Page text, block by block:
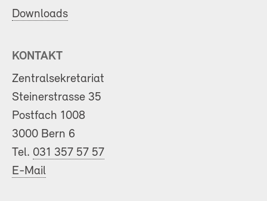
Downloads
KONTAKT
Zentralsekretariat
Steinerstrasse 35
Postfach 1008
3000 Bern 6
Tel. 031 357 57 57
E-Mail